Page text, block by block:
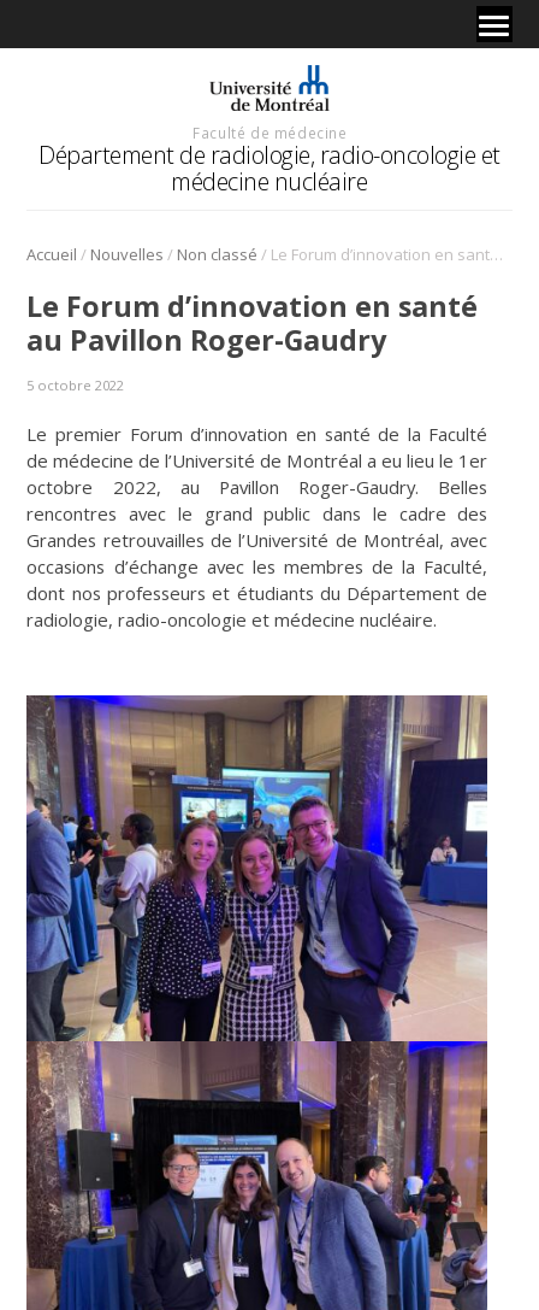
Faculté de médecine
Département de radiologie, radio-oncologie et
médecine nucléaire
Accueil / Nouvelles / Non classé / Le Forum d’innovation en santé au Pavillon Roger-Gaudry
Le Forum d’innovation en santé
au Pavillon Roger-Gaudry
5 octobre 2022
Le premier Forum d’innovation en santé de la Faculté
de médecine de l’Université de Montréal a eu lieu le 1er
octobre 2022, au Pavillon Roger-Gaudry. Belles
rencontres avec le grand public dans le cadre des
Grandes retrouvailles de l’Université de Montréal, avec
occasions d’échange avec les membres de la Faculté,
dont nos professeurs et étudiants du Département de
radiologie, radio-oncologie et médecine nucléaire.